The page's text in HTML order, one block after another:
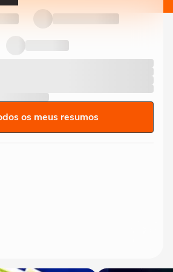
os meus resumos